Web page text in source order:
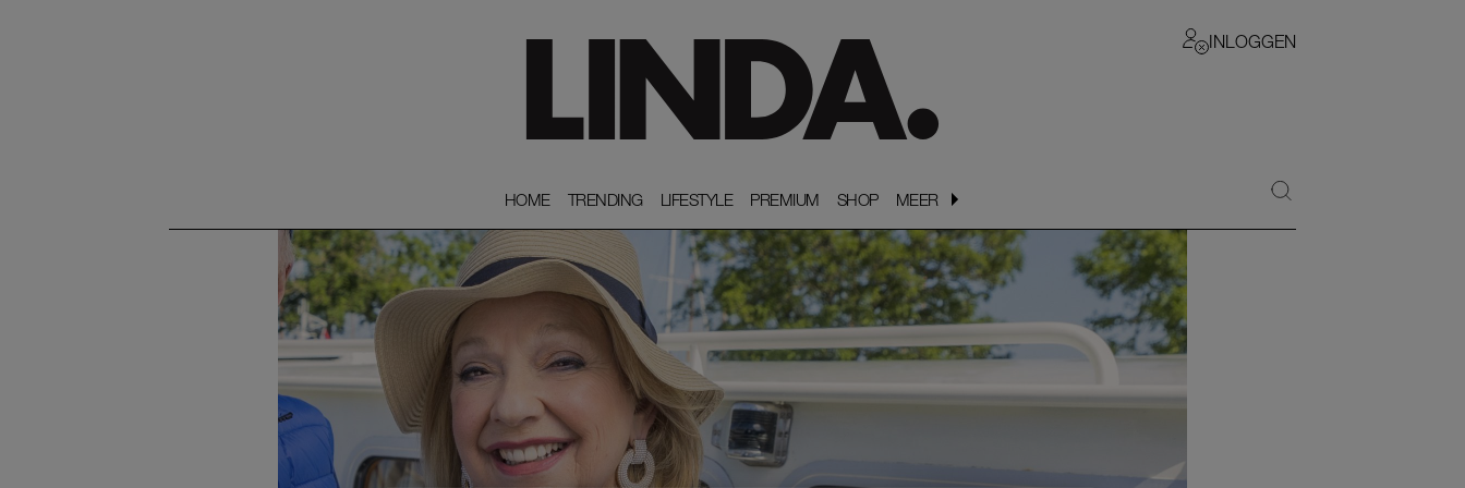
INLOGGEN
HOME
HOME TRENDING
TRENDING LIFESTYLE
LIFESTYLE PREMIUM
PREMIUM SHOP
SHOP MEER
MEER